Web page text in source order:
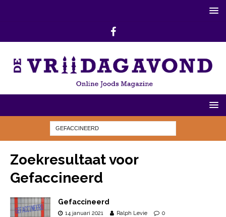
Zoekresultaat voor
Gefaccineerd
Gefaccineerd
14 januari 2021 Ralph Levie 0